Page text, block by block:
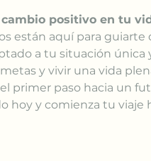
cambio positivo en tu
están aquí para
a tu situación única
y vivir una vida
primer paso hacia un
hoy y comienza tu viaje